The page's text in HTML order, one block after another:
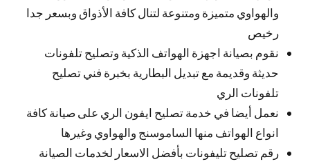
والهواوي متميزة ومتنوعة لتنال كافة الأذواق وبسعر جدا
رخيص
نقوم بصيانة اجهزة الهواتف الذكية وتصليح تلفونات
حديثة وقديمة مع تبديل البطارية بخبرة فني تصليح
تلفونات الري
نعمل أيضا في خدمة تصليح ايفون الري على صيانة كافة
انواع الهواتف منها الساموسنج والهواوي وغيرها
رقم تصليح تليفونات بأفضل الاسعار لخدمات الصيانة